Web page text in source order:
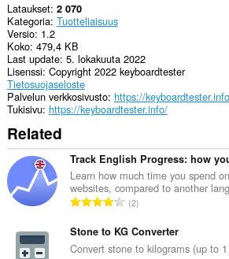
Lataukset 2 070
Kategoria Tuotteliaisuus
Versio 1.2
Koko 479,4 KB
Last update 5. lokakuuta 2022
Lisenssi Copyright 2022 keyboardtester
Tietosuojaseloste
Palvelun verkkosivusto https://
Tukisivu https://keyboardtester.info/
Related
Track English Progress: how
Learn how much time you spend
websites, compared to another
A
v
i
2
Stone to KG Converter
Convert stone to kilograms (up to